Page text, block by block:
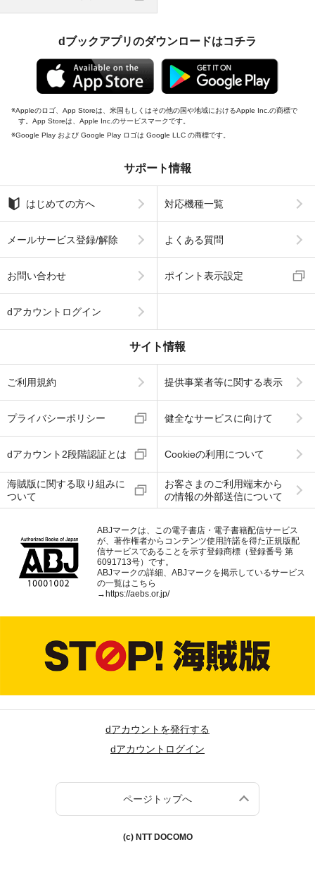
dブックアプリのダウンロードはコチラ
Appleのロゴ、App Storeは、米国もしくはその他の国や地域におけるApple Inc.の商標で
す。App Storeは、Apple Inc.のサービスマークです。
Google Play および Google Play ロゴは Google LLC の商標です。
サポート情報
はじめての方へ 対応機種一覧
メールサービス登録/解除 よくある質問
お問い合わせ ポイント表示設定
dアカウントログイン
サイト情報
ご利用規約 提供事業者等に関する表示
プライバシーポリシー 健全なサービスに向けて
dアカウント2段階認証とは Cookieの利用について
海賊版に関する取り組みに
ついて
お客さまのご利用端末から
の情報の外部送信について
ABJマークは、この電子書店・電子書籍配信サービス
が、著作権者からコンテンツ使用許諾を得た正規版配
信サービスであることを示す登録商標（登録番号 第
6091713号）です。
ABJマークの詳細、ABJマークを掲示しているサービス
の一覧はこちら
→https://aebs.or.jp/
dアカウントを発行する
dアカウントログイン
ページトップへ
(c) NTT DOCOMO